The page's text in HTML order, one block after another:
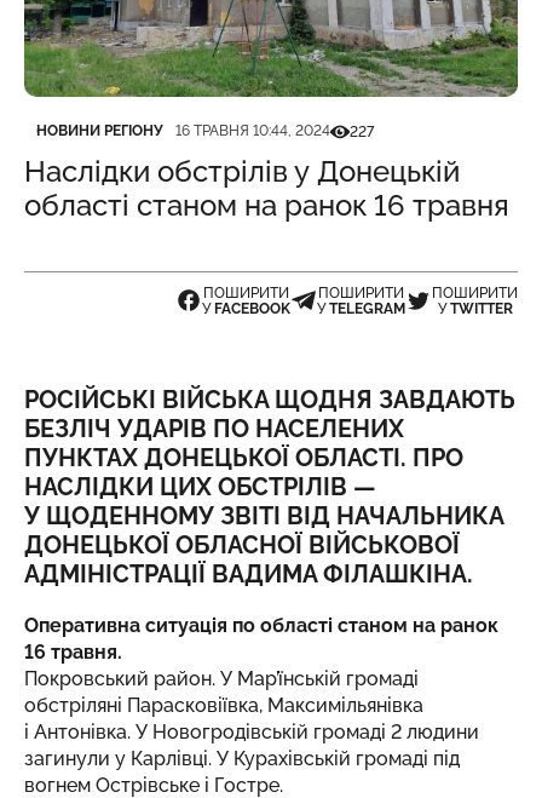
Категорія
НОВИНИ РЕГІОНУ
Дата публікації 16 ТРАВНЯ 10:44, 2024Кількість переглядів
227
Наслідки обстрілів у Донецькій
області станом на ранок 16 травня
ПОШИРИТИ
У FACEBOOK
ПОШИРИТИ
УTELEGRAM
ПОШИРИТИ
УTWITTER
РОСІЙСЬКІ ВІЙСЬКА ЩОДНЯ ЗАВДАЮТЬ
БЕЗЛІЧ УДАРІВ ПО НАСЕЛЕНИХ
ПУНКТАХ ДОНЕЦЬКОЇ ОБЛАСТІ. ПРО
НАСЛІДКИ ЦИХ ОБСТРІЛІВ —
У ЩОДЕННОМУ ЗВІТІ ВІД НАЧАЛЬНИКА
ДОНЕЦЬКОЇ ОБЛАСНОЇ ВІЙСЬКОВОЇ
АДМІНІСТРАЦІЇ ВАДИМА ФІЛАШКІНА.
Оперативна ситуація по області станом на ранок
16 травня.
Покровський район. У Мар’їнській громаді
обстріляні Парасковіївка, Максимільянівка
і Антонівка. У Новогродівській громаді 2 людини
загинули у Карлівці. У Курахівській громаді під
вогнем Острівське і Гостре.